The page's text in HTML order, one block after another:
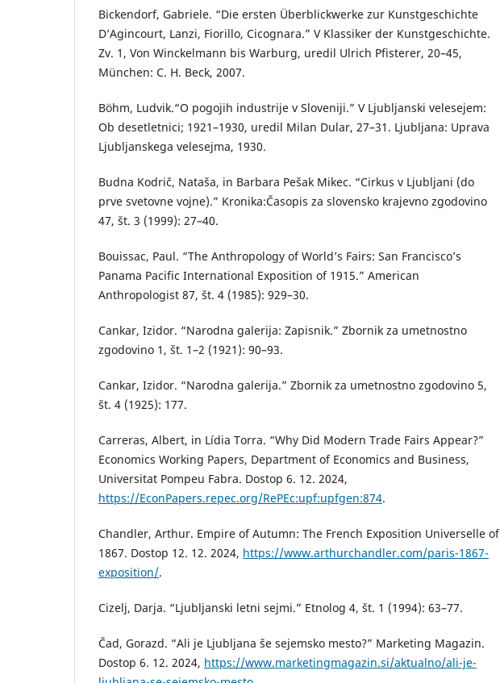
Bickendorf, Gabriele. “Die ersten Überblickwerke zur Kunstgeschichte
D’Agincourt, Lanzi, Fiorillo, Cicognara.” V Klassiker der Kunstgeschichte.
Zv. 1, Von Winckelmann bis Warburg, uredil Ulrich Pfisterer, 20–45,
München: C. H. Beck, 2007.
Böhm, Ludvik.“O pogojih industrije v Sloveniji.” V Ljubljanski velesejem:
Ob desetletnici; 1921–1930, uredil Milan Dular, 27–31. Ljubljana: Uprava
Ljubljanskega velesejma, 1930.
Budna Kodrič, Nataša, in Barbara Pešak Mikec. “Cirkus v Ljubljani (do
prve svetovne vojne).” Kronika:Časopis za slovensko krajevno zgodovino
47, št. 3 (1999): 27–40.
Bouissac, Paul. “The Anthropology of World’s Fairs: San Francisco’s
Panama Pacific International Exposition of 1915.” American
Anthropologist 87, št. 4 (1985): 929–30.
Cankar, Izidor. “Narodna galerija: Zapisnik.” Zbornik za umetnostno
zgodovino 1, št. 1–2 (1921): 90–93.
Cankar, Izidor. “Narodna galerija.” Zbornik za umetnostno zgodovino 5,
št. 4 (1925): 177.
Carreras, Albert, in Lídia Torra. “Why Did Modern Trade Fairs Appear?”
Economics Working Papers, Department of Economics and Business,
Universitat Pompeu Fabra. Dostop 6. 12. 2024,
https://EconPapers.repec.org/RePEc:upf:upfgen:874.
Chandler, Arthur. Empire of Autumn: The French Exposition Universelle of
1867. Dostop 12. 12. 2024, https://www.arthurchandler.com/paris-1867-
exposition/.
Cizelj, Darja. “Ljubljanski letni sejmi.” Etnolog 4, št. 1 (1994): 63–77.
Čad, Gorazd. “Ali je Ljubljana še sejemsko mesto?” Marketing Magazin.
Dostop 6. 12. 2024, https://www.marketingmagazin.si/aktualno/ali-je-